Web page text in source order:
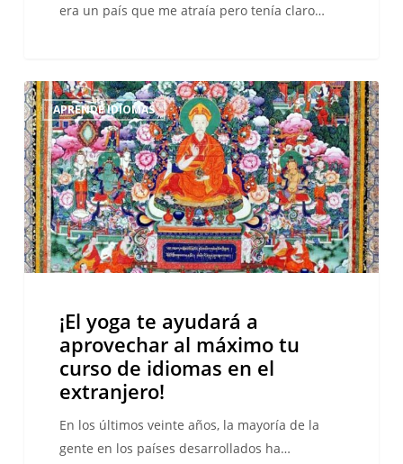
era un país que me atraía pero tenía claro…
¡El
yoga
te
ayudará
a
aprovechar
al
máximo
tu
idiomas
extranjero!
APRENDE IDIOMAS
¡El yoga te ayudará a
aprovechar al máximo tu
curso de idiomas en el
extranjero!
En los últimos veinte años, la mayoría de la
gente en los países desarrollados ha…